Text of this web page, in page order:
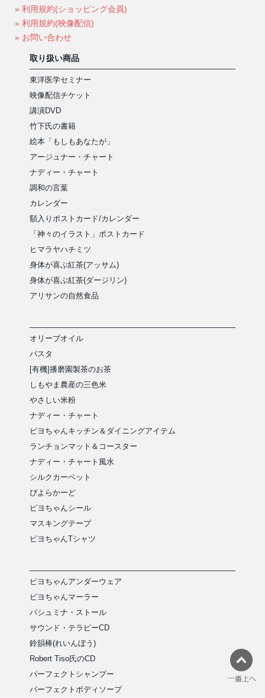
» 利用規約(ショッピング会員)
» 利用規約(映像配信)
» お問い合わせ
取り扱い商品
東洋医学セミナー
映像配信チケット
講演DVD
竹下氏の書籍
絵本「もしもあなたが」
アージュナー・チャート
ナディー・チャート
調和の言葉
カレンダー
額入りポストカード/カレンダー
「神々のイラスト」ポストカード
ヒマラヤハチミツ
身体が喜ぶ紅茶(アッサム)
身体が喜ぶ紅茶(ダージリン)
アリサンの自然食品
オリーブオイル
パスタ
[有機]播磨園製茶のお茶
しもやま農産の三色米
やさしい米粉
ナディー・チャート
ピヨちゃんキッチン＆ダイニングアイテム
ランチョンマット＆コースター
ナディー・チャート風水
シルクカーペット
ぴよらかーど
ピヨちゃんシール
マスキングテープ
ピヨちゃんTシャツ
ピヨちゃんアンダーウェア
ピヨちゃんマーラー
パシュミナ・ストール
サウンド・テラピーCD
鈴韻棒(れいんぼう)
Robert Tiso氏のCD
パーフェクトシャンプー
パーフェクトボディソープ